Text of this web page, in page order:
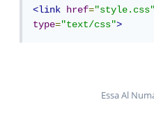
<link href="style.css"
type="text/css">